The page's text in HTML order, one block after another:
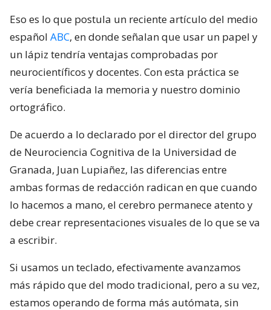
Eso es lo que postula un reciente artículo del medio
español ABC, en donde señalan que usar un papel y
un lápiz tendría ventajas comprobadas por
neurocientíficos y docentes. Con esta práctica se
vería beneficiada la memoria y nuestro dominio
ortográfico.
De acuerdo a lo declarado por el director del grupo
de Neurociencia Cognitiva de la Universidad de
Granada, Juan Lupiañez, las diferencias entre
ambas formas de redacción radican en que cuando
lo hacemos a mano, el cerebro permanece atento y
debe crear representaciones visuales de lo que se va
a escribir.
Si usamos un teclado, efectivamente avanzamos
más rápido que del modo tradicional, pero a su vez,
estamos operando de forma más autómata, sin